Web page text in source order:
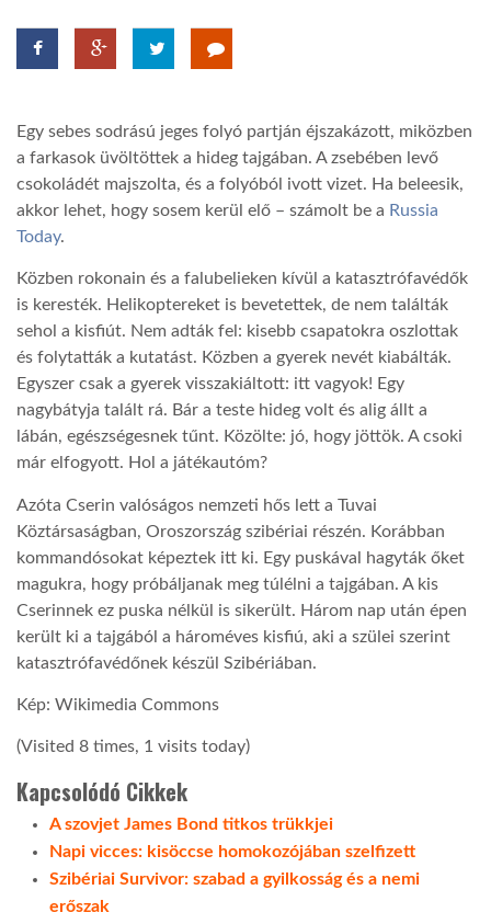
TROPICALMAGAZIN
AFRIKA TUDÁSTÁR
A NAP SZÉPE
GLOBOZSARU
DOBRAVERO.HU
LATIMO.HU
Egy sebes sodrású jeges folyó partján éjszakázott, miközben
a farkasok üvöltöttek a hideg tajgában. A zsebében levő
csokoládét majszolta, és a folyóból ivott vizet. Ha beleesik,
akkor lehet, hogy sosem kerül elő – számolt be a Russia
Today.
Közben rokonain és a falubelieken kívül a katasztrófavédők
is keresték. Helikoptereket is bevetettek, de nem találták
sehol a kisfiút. Nem adták fel: kisebb csapatokra oszlottak
és folytatták a kutatást. Közben a gyerek nevét kiabálták.
Egyszer csak a gyerek visszakiáltott: itt vagyok! Egy
nagybátyja talált rá. Bár a teste hideg volt és alig állt a
lábán, egészségesnek tűnt. Közölte: jó, hogy jöttök. A csoki
már elfogyott. Hol a játékautóm?
Azóta Cserin valóságos nemzeti hős lett a Tuvai
Köztársaságban, Oroszország szibériai részén. Korábban
kommandósokat képeztek itt ki. Egy puskával hagyták őket
magukra, hogy próbáljanak meg túlélni a tajgában. A kis
Cserinnek ez puska nélkül is sikerült. Három nap után épen
került ki a tajgából a hároméves kisfiú, aki a szülei szerint
katasztrófavédőnek készül Szibériában.
Kép: Wikimedia Commons
(Visited 8 times, 1 visits today)
Kapcsolódó Cikkek
A szovjet James Bond titkos trükkjei
Napi vicces: kisöccse homokozójában szelfizett
Szibériai Survivor: szabad a gyilkosság és a nemi
erőszak